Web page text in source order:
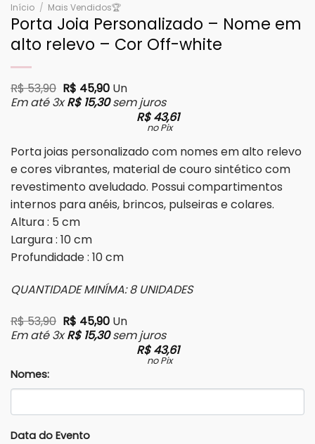
Início / Mais Vendidos🏆
Porta Joia Personalizado – Nome em
alto relevo – Cor Off-white
R$53,90 O preço original era: R$ 53,90.
R$ 45,90O preço atual é: R$ 45,90.
Un
Em até 3xR$15,30sem juros
R$43,61
no Pix
Porta joias personalizado com nomes em alto relevo
e cores vibrantes, material de couro sintético com
revestimento aveludado. Possui compartimentos
internos para anéis, brincos, pulseiras e colares.
Altura : 5 cm
Largura : 10 cm
Profundidade : 10 cm
QUANTIDADE MINÍMA: 8 UNIDADES
R$53,90 O preço original era: R$ 53,90.
R$ 45,90O preço atual é: R$ 45,90.
Un
Em até 3xR$15,30sem juros
R$43,61
no Pix
Nomes:
Data do Evento